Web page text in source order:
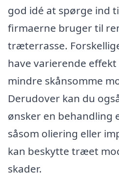
god idé at spørge ind
firmaerne bruger til
træterrasse.
have varierende
mindre skånsomme
Derudover kan du
ønsker en behandling
såsom oliering eller
kan beskytte træet
skader.